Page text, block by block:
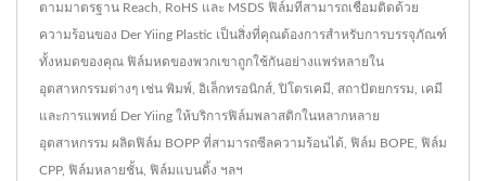
ตามมาตรฐาน Reach, RoHS และ MSDS ฟิล์มที่สามารถเชื่อมติดด้วย
ความร้อนของ Der Yiing Plastic เป็นสิ่งที่คุณต้องการสำหรับการบรรจุภัณฑ์
ทั้งหมดของคุณ ฟิล์มหดของพวกเขาถูกใช้กันอย่างแพร่หลายใน
อุตสาหกรรมต่างๆ เช่น พิมพ์, อิเล็กทรอนิกส์, ปิโตรเคมี, สถาปัตยกรรม, เคมี
และการแพทย์ Der Yiing ให้บริการฟิล์มพลาสติกในหลากหลาย
อุตสาหกรรม ผลิตฟิล์ม BOPP ที่สามารถซีลความร้อนได้, ฟิล์ม BOPE, ฟิล์ม
CPP, ฟิล์มหลายชั้น, ฟิล์มแบนดิ้ง ฯลฯ